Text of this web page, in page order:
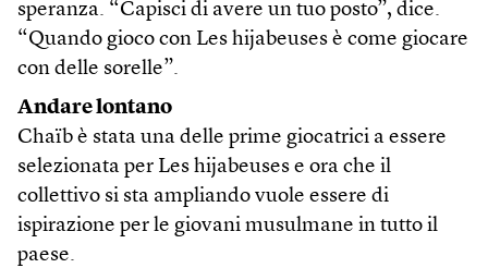
speranza. “Capisci di avere un tuo posto”, dice.
“Quando gioco con Les hijabeuses è come giocare
con delle sorelle”.
Andare lontano
Chaïb è stata una delle prime giocatrici a essere
selezionata per Les hijabeuses e ora che il
collettivo si sta ampliando vuole essere di
ispirazione per le giovani musulmane in tutto il
paese.